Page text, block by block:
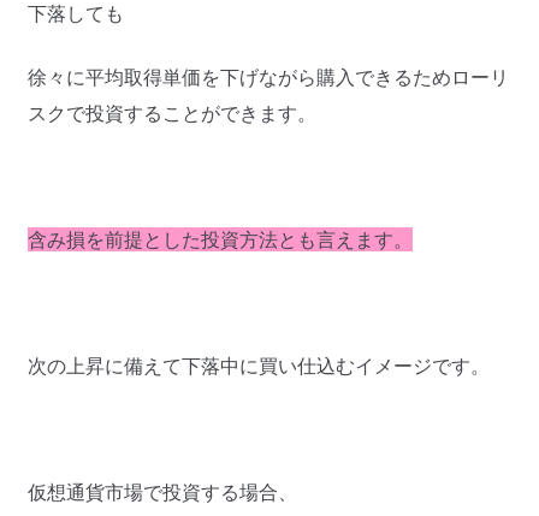
下落しても
徐々に平均取得単価を下げながら購入できるためローリ
スクで投資することができます。
含み損を前提とした投資方法とも言えます。
次の上昇に備えて下落中に買い仕込むイメージです。
仮想通貨市場で投資する場合、